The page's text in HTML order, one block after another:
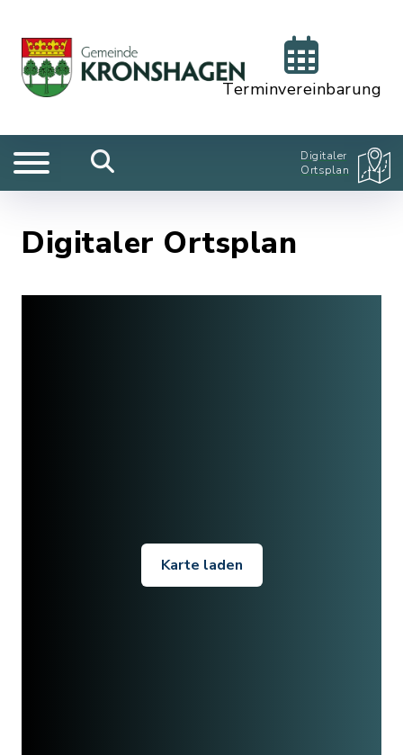
Terminvereinbarung
Digitaler
Ortsplan
Digitaler Ortsplan
Karte laden